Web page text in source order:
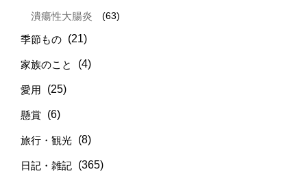
潰瘍性大腸炎 (63)
季節もの (21)
家族のこと (4)
愛用 (25)
懸賞 (6)
旅行・観光 (8)
日記・雑記 (365)